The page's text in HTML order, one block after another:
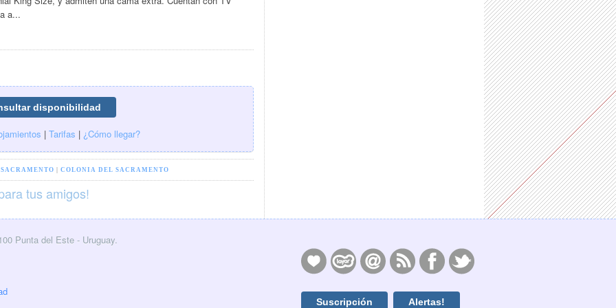
a...
| Tarifas | ¿Cómo llegar?
COLONIA DEL SACRAMENTO
tus amigos!
Punta del Este - Uruguay.
Suscripción Alertas!